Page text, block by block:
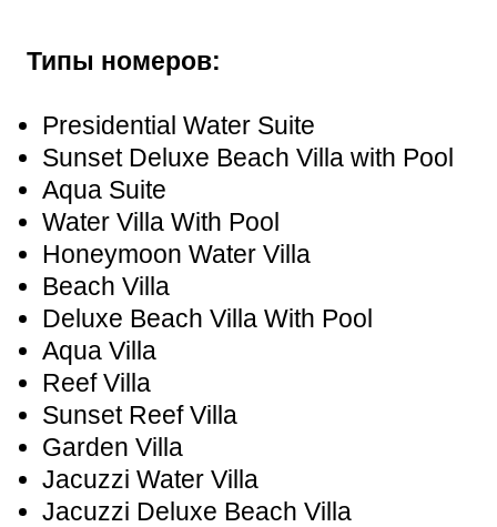
Типы номеров:
Presidential Water Suite
Sunset Deluxe Beach Villa with Pool
Aqua Suite
Water Villa With Pool
Honeymoon Water Villa
Beach Villa
Deluxe Beach Villa With Pool
Aqua Villa
Reef Villa
Sunset Reef Villa
Garden Villa
Jacuzzi Water Villa
Jacuzzi Deluxe Beach Villa